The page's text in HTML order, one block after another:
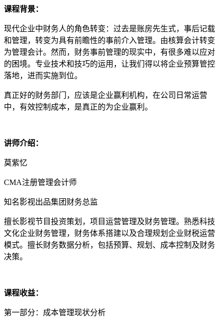
课程背景：
现代企业中财务人的角色转变：过去是账房先生式，事后记载
和管理，转变为具有前瞻性的事前介入管理。由核算会计转变
为管理会计。然而，财务事前管理的现实中，有很多难以应对
的困境。专业技术和技巧的运用，让我们得以将企业预算管控
落地，进而实施到位。
真正好的财务部门，应该是企业赢利机构，在公司日常运营
中，有效控制成本，是真正的为企业赢利。
讲师介绍：
莫紫忆
CMA注册管理会计师
知名影视出品集团财务总监
擅长影视节目投资策划，项目运营管理及财务管理。熟悉科技
文化企业财务管理，财务体系搭建以及合理规划企业财税运营
模式。擅长财务数据分析，包括预算、规划、成本控制及财务
决策。
课程收益：
第一部分：成本管理现状分析